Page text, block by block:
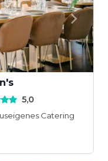
5,0
Catering